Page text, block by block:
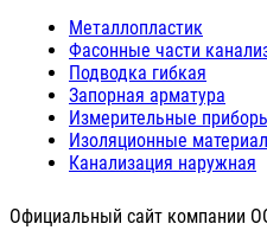
Металлопластик
Фасонные части
Подводка гибкая
Запорная арматура
Измерительные
Изоляционные
Канализация наружная
Официальный сайт компании